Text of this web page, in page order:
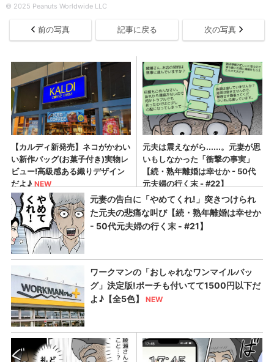
© 2025 Peanuts Worldwide LLC
前の写真 記事に戻る 次の写真